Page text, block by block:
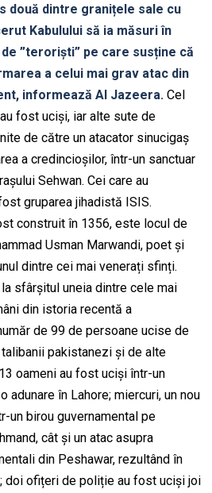
două dintre granițele sale cu
Kabulului să ia măsuri în
”teroriști” pe care susține că
a celui mai grav atac din
informează Al Jazeera. Cel
fost uciși, iar alte sute de
de către un atacator sinucigaș
a credincioșilor, într-un sanctuar
Sehwan. Cei care au
gruparea jihadistă ISIS.
construit în 1356, este locul de
Usman Marwandi, poet și
dintre cei mai venerați sfinți.
sfârșitul uneia dintre cele mai
din istoria recentă a
de 99 de persoane ucise de
pakistanezi și de alte
oameni au fost uciși într-un
adunare în Lahore; miercuri, un nou
un birou guvernamental pe
cât și un atac asupra
din Peshawar, rezultând în
doi ofițeri de poliție au fost uciși joi